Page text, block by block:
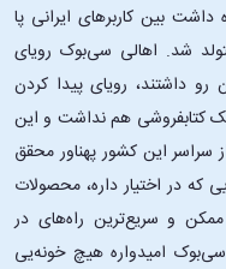
داشت بین کاربرهای ایرانی پا
شد. اهالی سی‌بوک رویای
داشتند، رویای پیدا کردن
کتابفروشی هم نداشت و این
سراسر این کشور پهناور محقق
که در اختیار داره، محصولات
و سریع‌ترین راه‌های در
امیدواره هیچ خونه‌یی